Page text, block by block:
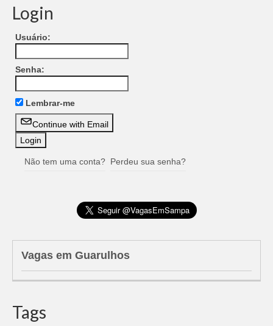
Login
Usuário:
Senha:
Lembrar-me
Continue with Email
Não tem uma conta? Perdeu sua senha?
Vagas em Guarulhos
Tags